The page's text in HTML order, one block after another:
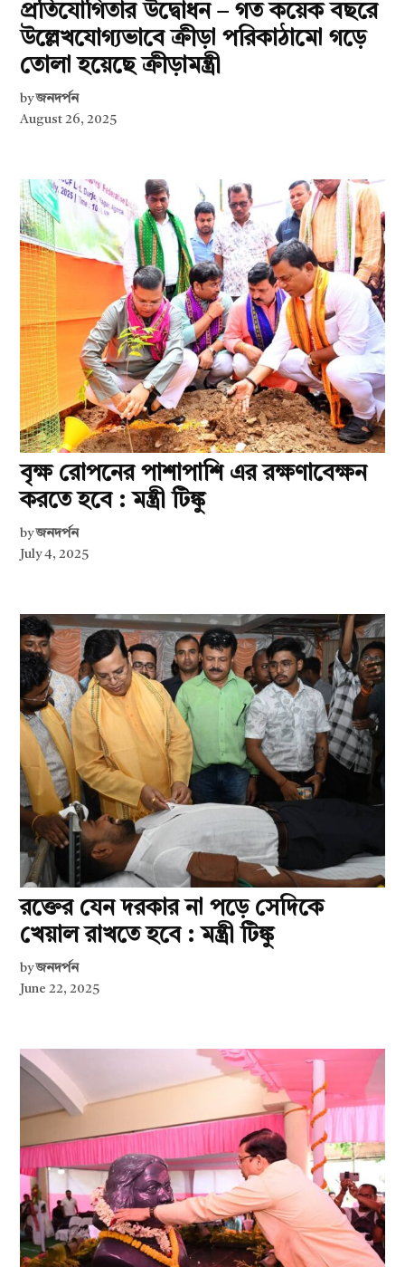
প্রতিযোগিতার উদ্বোধন – গত কয়েক বছরে
উল্লেখযোগ্যভাবে ক্রীড়া পরিকাঠামো গড়ে
তোলা হয়েছে ক্রীড়ামন্ত্রী
by জনদর্পন
August 26, 2025
বৃক্ষ রোপনের পাশাপাশি এর রক্ষণাবেক্ষন
করতে হবে : মন্ত্রী টিঙ্কু
by জনদর্পন
July 4, 2025
রক্তের যেন দরকার না পড়ে সেদিকে
খেয়াল রাখতে হবে : মন্ত্রী টিঙ্কু
by জনদর্পন
June 22, 2025